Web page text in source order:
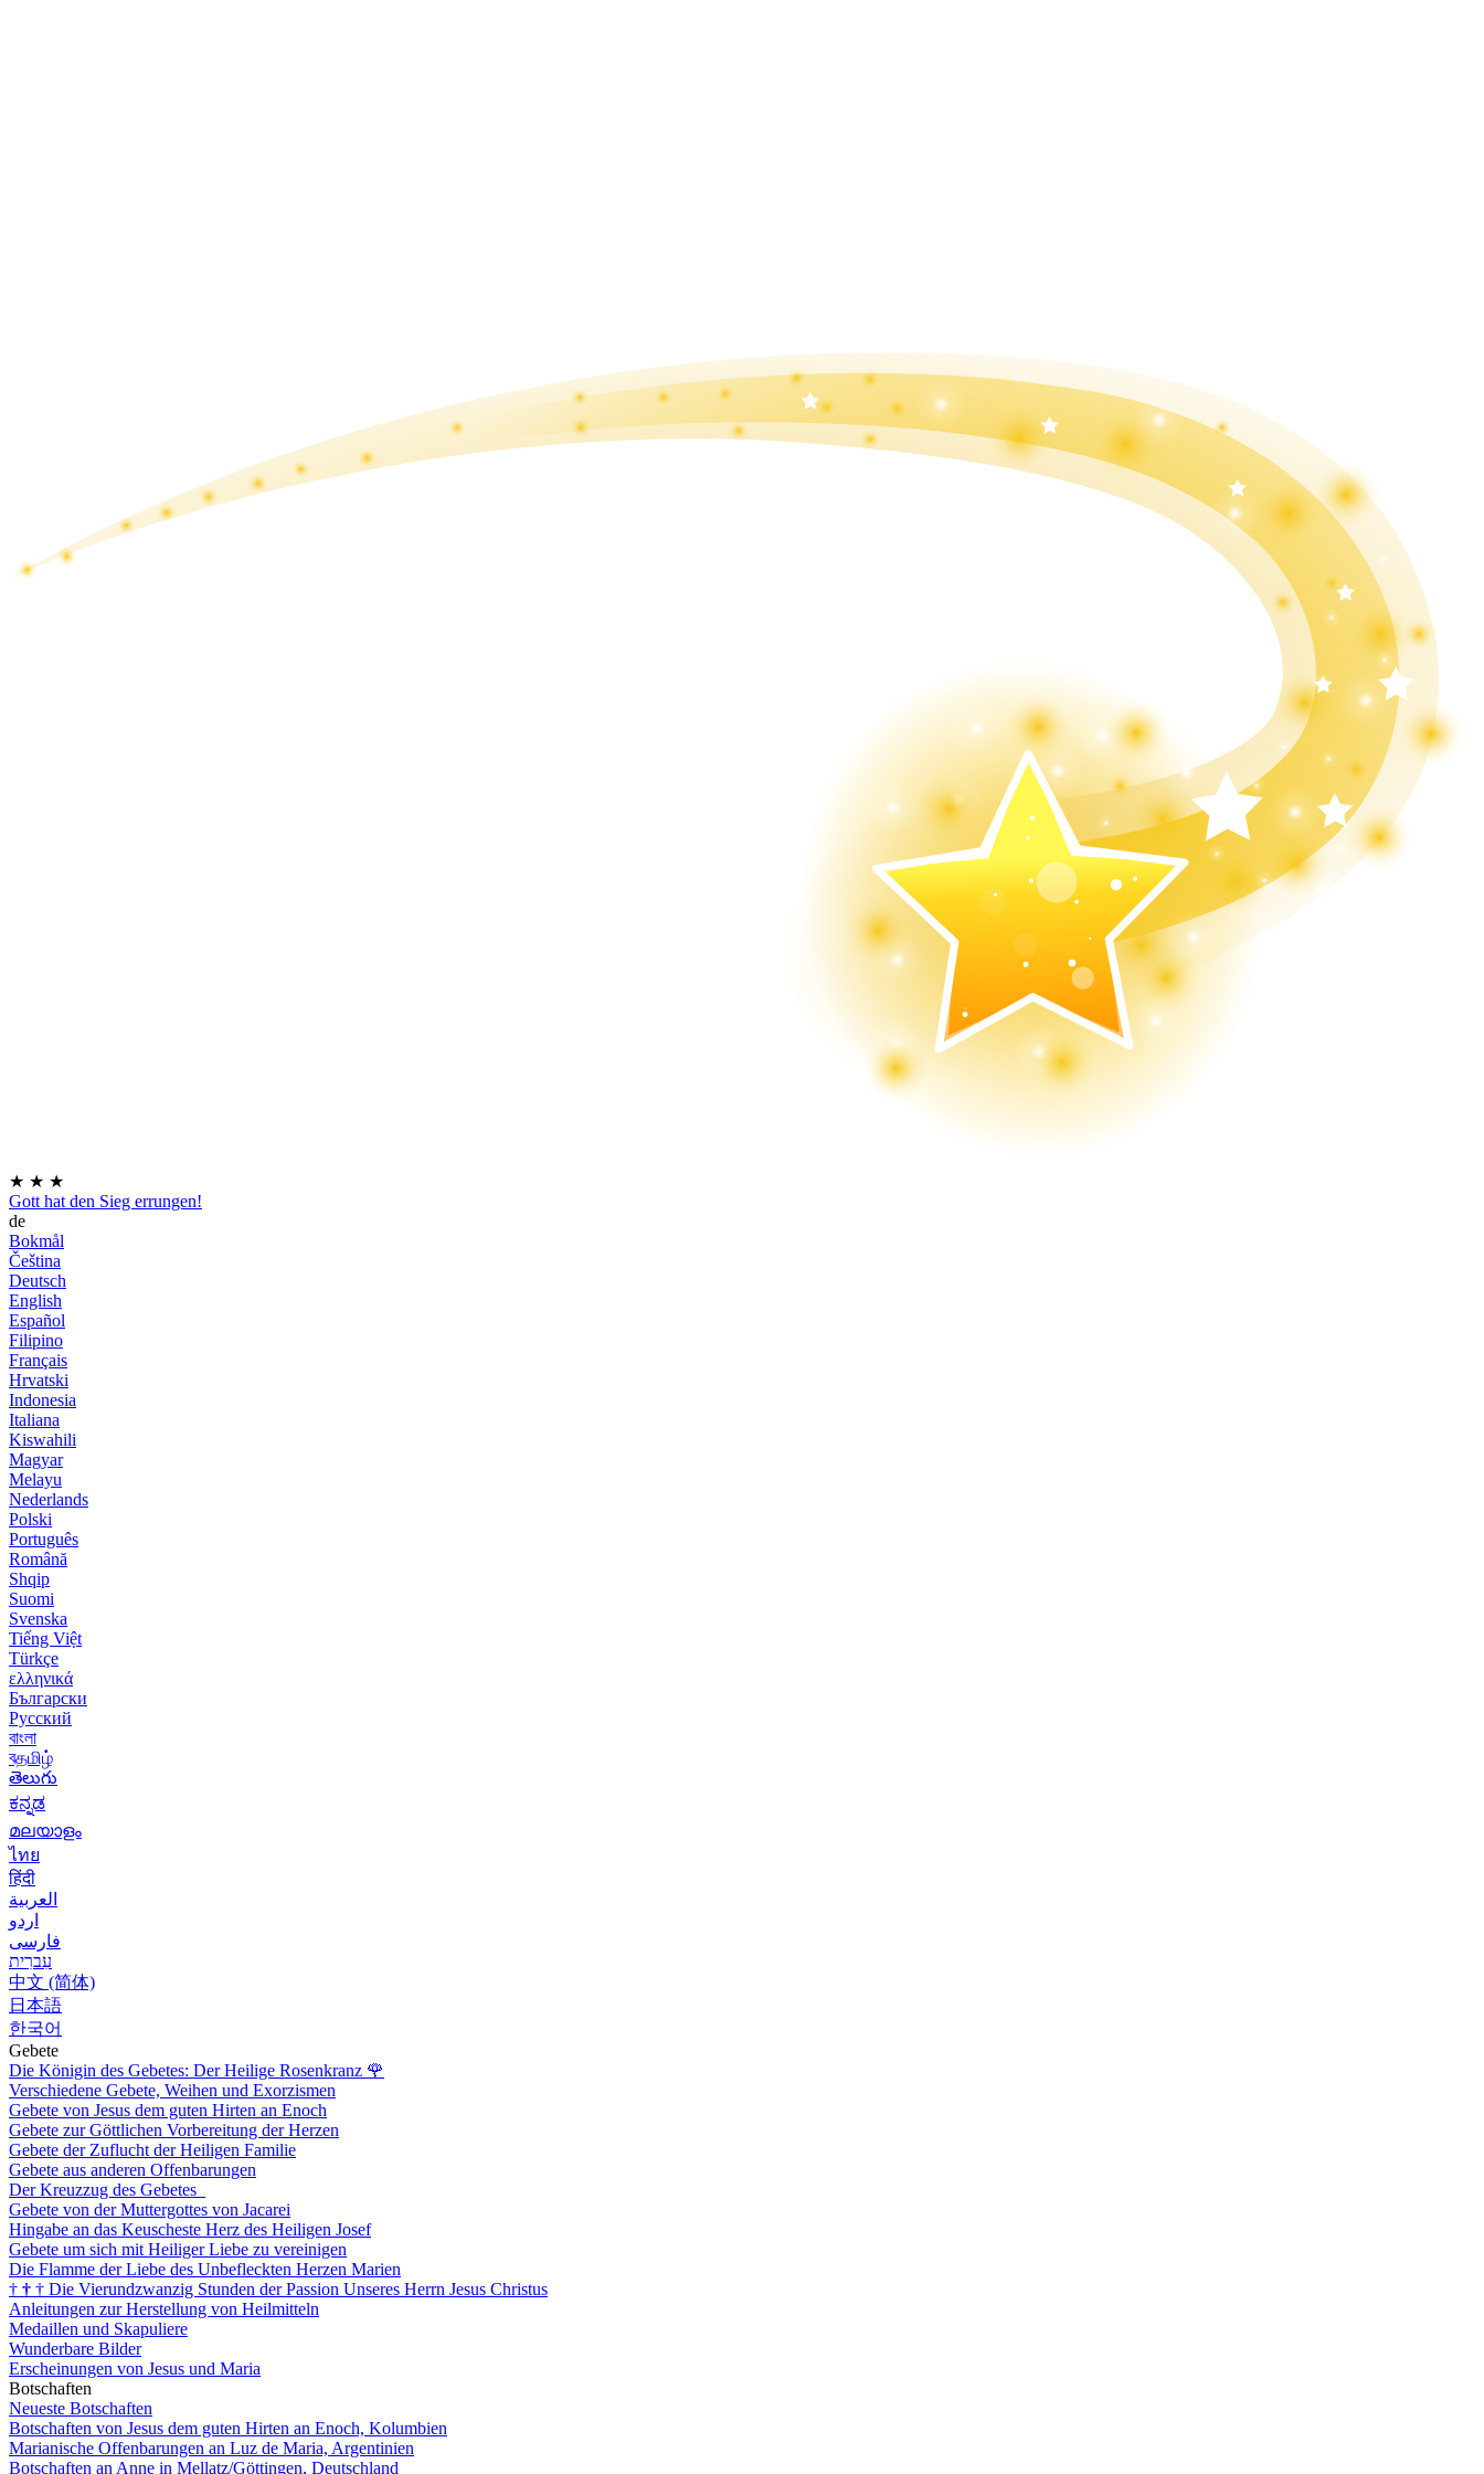
★ ★ ★
Gott hat den Sieg errungen!
de
Bokmål
Čeština
Deutsch
English
Español
Filipino
Français
Hrvatski
Indonesia
Italiana
Kiswahili
Magyar
Melayu
Nederlands
Polski
Português
Română
Shqip
Suomi
Svenska
Tiếng Việt
Türkçe
ελληνικά
Български
Русский
বাংলা
বதமிழ்
తెలుగు
ಕನ್ನಡ
മലയാളം
ไทย
हिंदी
العربية
اردو
فارسی
עִברִית
中文 (简体)
日本語
한국어
Gebete
Die Königin des Gebetes: Der Heilige Rosenkranz 🌹
Verschiedene Gebete, Weihen und Exorzismen
Gebete von Jesus dem guten Hirten an Enoch
Gebete zur Göttlichen Vorbereitung der Herzen
Gebete der Zuflucht der Heiligen Familie
Gebete aus anderen Offenbarungen
Der Kreuzzug des Gebetes
Gebete von der Muttergottes von Jacarei
Hingabe an das Keuscheste Herz des Heiligen Josef
Gebete um sich mit Heiliger Liebe zu vereinigen
Die Flamme der Liebe des Unbefleckten Herzen Marien
† † † Die Vierundzwanzig Stunden der Passion Unseres Herrn Jesus Christus
Anleitungen zur Herstellung von Heilmitteln
Medaillen und Skapuliere
Wunderbare Bilder
Erscheinungen von Jesus und Maria
Botschaften
Neueste Botschaften
Botschaften von Jesus dem guten Hirten an Enoch, Kolumbien
Marianische Offenbarungen an Luz de Maria, Argentinien
Botschaften an Anne in Mellatz/Göttingen, Deutschland